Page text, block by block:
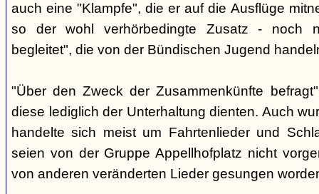
auch eine "Klampfe", die er auf die Ausflüge
so der wohl verhörbedingte Zusatz - noch
begleitet", die von der Bündischen Jugend
"Über den Zweck der Zusammenkünfte
diese lediglich der Unterhaltung dienten. Auch
handelte sich meist um Fahrtenlieder und
seien von der Gruppe Appellhofplatz nicht
von anderen veränderten Lieder gesungen